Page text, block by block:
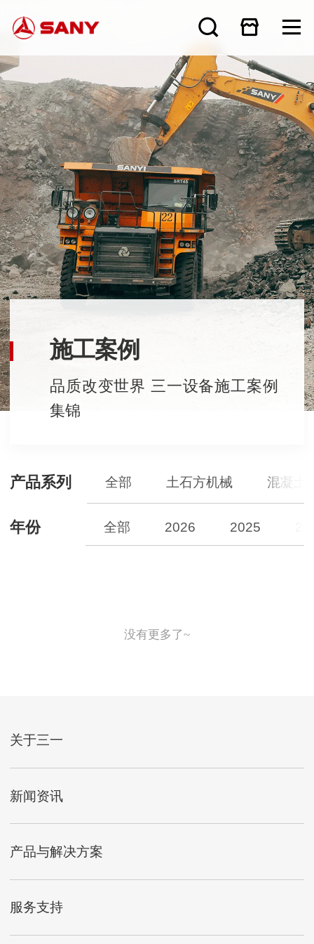
施工案例
品质改变世界 三一设备施工案例
集锦
产品系列 全部 土石方机械 混凝土
年份 全部 2026 2025
没有更多了~
关于三一
新闻资讯
产品与解决方案
服务支持